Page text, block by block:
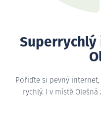
Pořiďte si pevný
rychlý. I v místě